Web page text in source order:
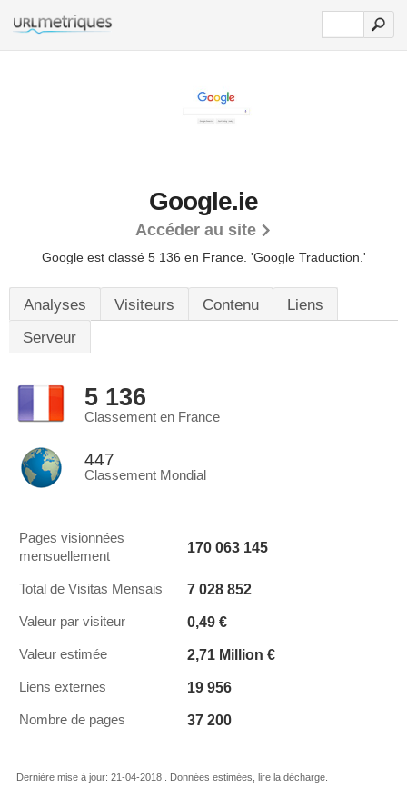
Google.ie
Accéder au site
Google est classé 5 136 en France. 'Google Traduction.'
Analyses Visiteurs Contenu
Liens
Serveur
5 136
Classement en France
447
Classement Mondial
Pages visionnées
mensuellement
170 063 145
Total de Visitas Mensais 7 028 852
Valeur par visiteur 0,49 €
Valeur estimée 2,71 Million €
Liens externes 19 956
Nombre de pages 37 200
Dernière mise à jour: 21-04-2018 . Données estimées, lire la décharge.